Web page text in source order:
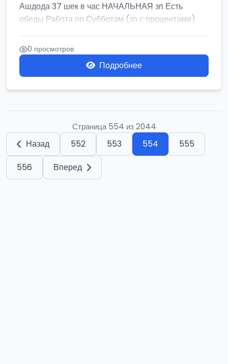
Ашдода 37 шек в час НАЧАЛЬНАЯ зп Есть
обеды Работа по Субботам (зп с процентами)
0 просмотров
Подробнее
Страница 554 из 2044
Назад 552 553 554
555
556
Вперед